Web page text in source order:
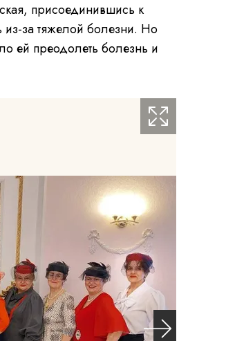
присоединившись к
из-за тяжелой болезни. Но
ей преодолеть болезнь и